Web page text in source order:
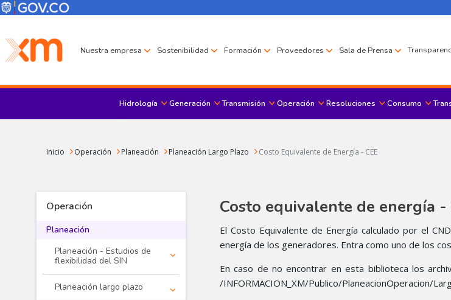
Pasar al contenido principal
Menú Corporativo
Menú de encabezado
Nuestra empresa Sostenibilidad Formación Proveedores Sala de Prensa
Hidrología Generación Transmisión Operación Resoluciones Consumo
Sobrescribir enlaces de ayuda a la navegación
Inicio Operación Planeación Planeación Largo Plazo Costo Equivalente de Energía - CEE
Operación
Planeación
Planeación - Estudios de
flexibilidad del SIN
Planeación largo plazo
Costo equivalente de energía -
El Costo Equivalente de Energía calculado por el
energía de los generadores. Entra como uno de los
En caso de no encontrar en esta biblioteca los
/INFORMACION_XM/Publico/PlaneacionOperacion/